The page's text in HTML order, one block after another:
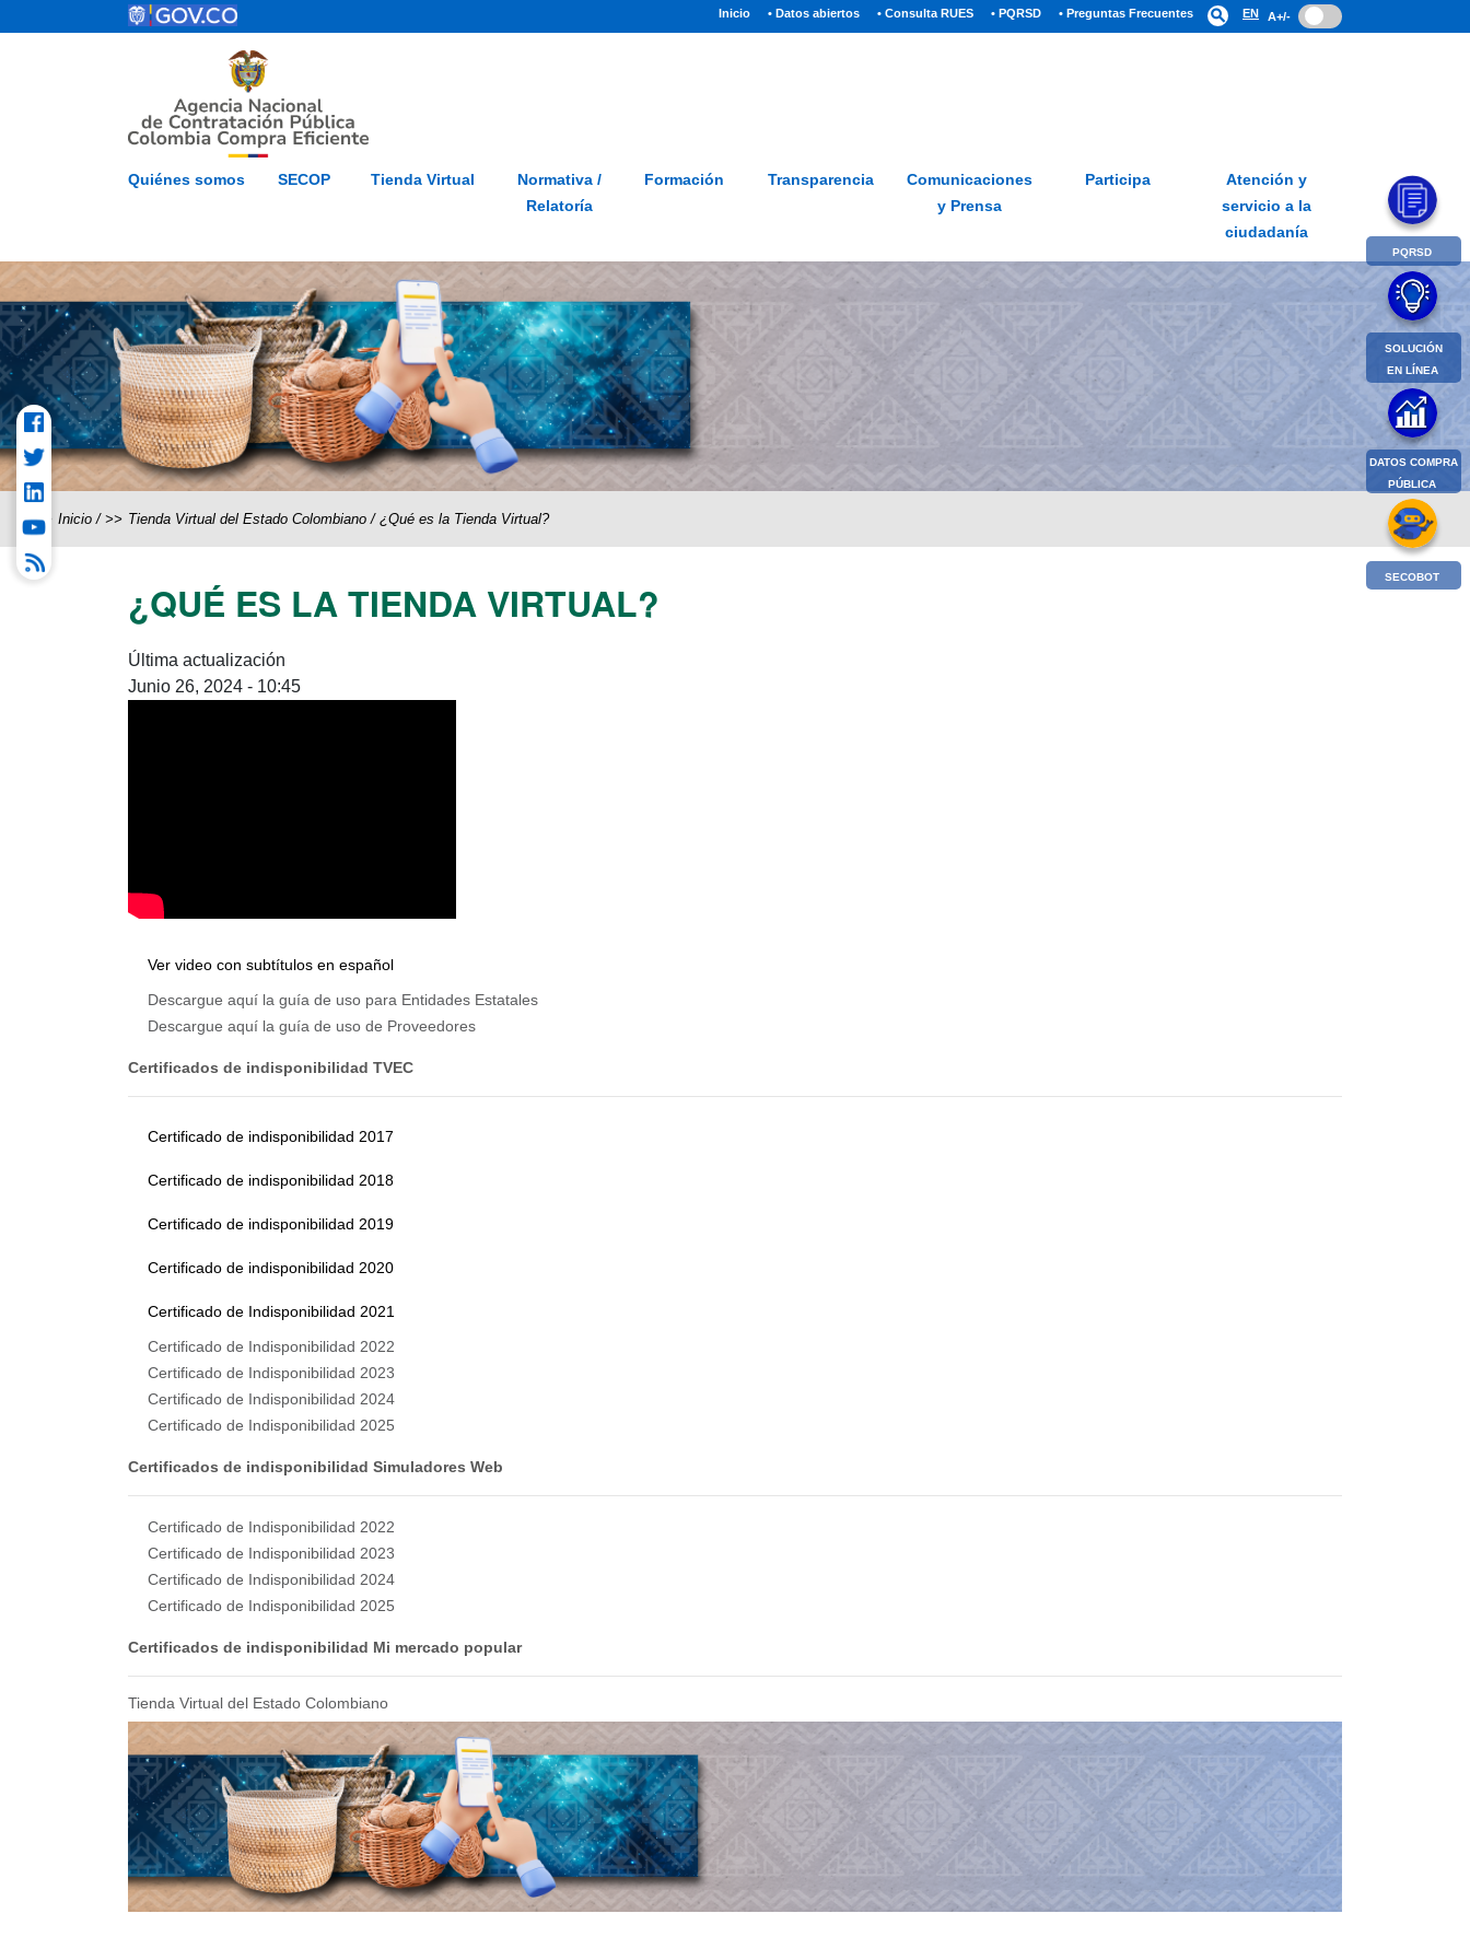
Pasar al contenido principal Inicio(current)
• Datos abiertos • Consulta RUES • PQRSD • Preguntas Frecuentes search EN A+/-
Inicio Mapa del Sitio Glosario PQRSD Preguntas frecuentes
Quiénes somos SECOP Tienda Virtual
Normativa /
Relatoría
Formación Transparencia
Comunicaciones
y Prensa
Participa
Atención y
servicio a la
ciudadanía
Inicio / Tienda Virtual del Estado Colombiano / ¿Qué es la Tienda Virtual?
¿QUÉ ES LA TIENDA VIRTUAL?
Última actualización
Junio 26, 2024 - 10:45
Ver video con subtítulos en español
Descargue aquí la guía de uso para Entidades Estatales
Descargue aquí la guía de uso de Proveedores
Certificados de indisponibilidad TVEC
Certificado de indisponibilidad 2017
Certificado de indisponibilidad 2018
Certificado de indisponibilidad 2019
Certificado de indisponibilidad 2020
Certificado de Indisponibilidad 2021
Certificado de Indisponibilidad 2022
Certificado de Indisponibilidad 2023
Certificado de Indisponibilidad 2024
Certificado de Indisponibilidad 2025
Certificados de indisponibilidad Simuladores Web
Certificado de Indisponibilidad 2022
Certificado de Indisponibilidad 2023
Certificado de Indisponibilidad 2024
Certificado de Indisponibilidad 2025
Certificados de indisponibilidad Mi mercado popular
Tienda Virtual del Estado Colombiano
PQRSD
SOLUCIÓN
EN LÍNEA
DATOS COMPRA
PÚBLICA
SECOBOT